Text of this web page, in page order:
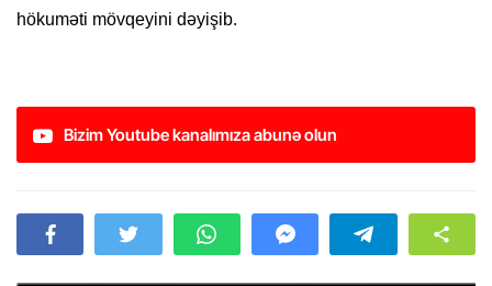
hökuməti mövqeyini dəyişib.
Bizim Youtube kanalımıza abunə olun